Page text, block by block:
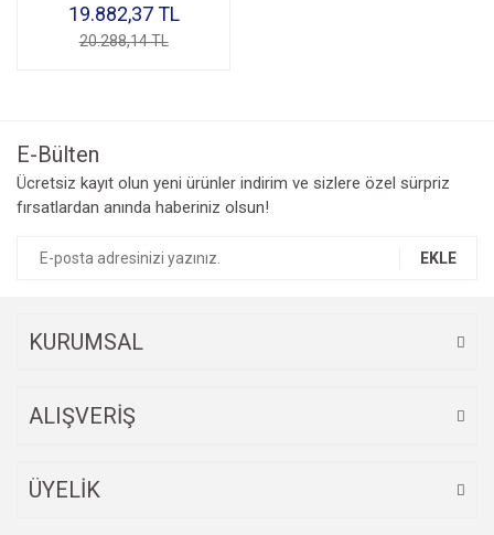
19.882,37 TL
20.288,14 TL
E-Bülten
Ücretsiz kayıt olun yeni ürünler indirim ve sizlere özel sürpriz
fırsatlardan anında haberiniz olsun!
EKLE
KURUMSAL
ALIŞVERİŞ
ÜYELİK